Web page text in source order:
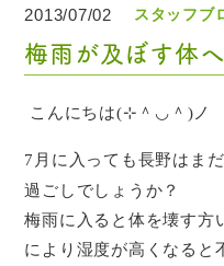
2013/07/02 スタッフブ
梅雨が及ぼす体
こんにちは(⊹＾◡＾ ) ノ
7 月に入っても長野はま
過ごしでしょうか？
梅雨に入ると体を壊す方
により湿度が高くなると